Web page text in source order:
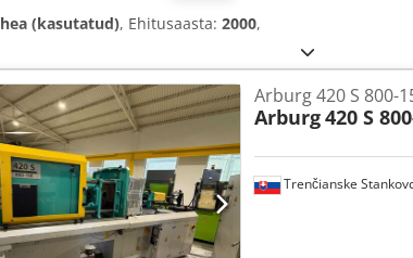
hea (kasutatud), Ehitusaasta: 2000,
Trenčianske
Arburg 420 S 800-
Arburg420 S